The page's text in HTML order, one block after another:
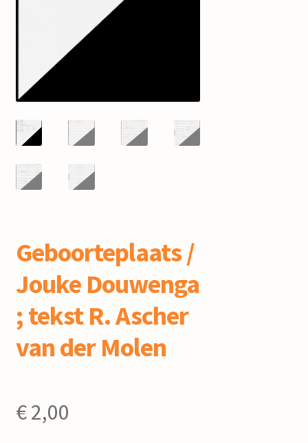
Geboorteplaats /
Jouke Douwenga
; tekst R. Ascher
van der Molen
€2,00